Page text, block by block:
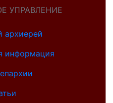
УПРАВЛЕНИЕ
архиерей
информация